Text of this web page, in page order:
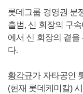
롯데그룹 경영권 분
출범, 신 회장의 구
에서 신 회장의 곁
다.
황각규가 자타공인
(현재 롯데케미칼)